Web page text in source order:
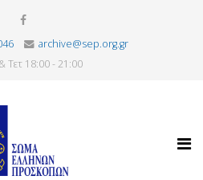
archive@sep.org.gr
Τετ 18:00 - 21:00